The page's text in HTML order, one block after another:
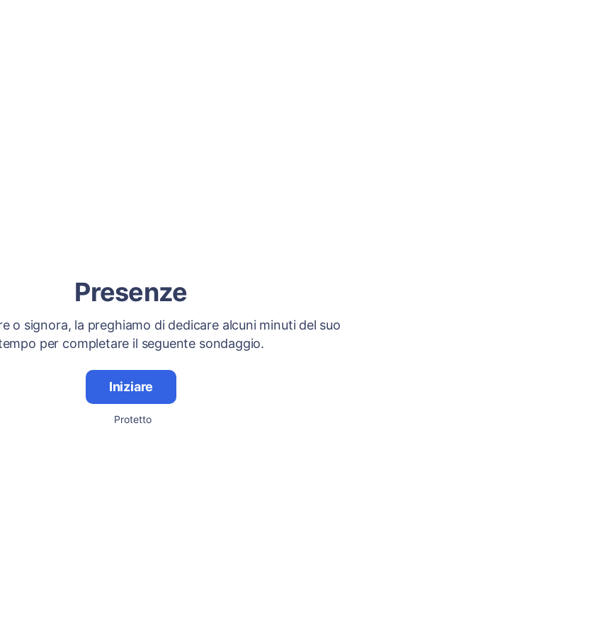
Presenze
o signora, la preghiamo di dedicare alcuni minuti del suo
per completare il seguente sondaggio.
Iniziare
Protetto